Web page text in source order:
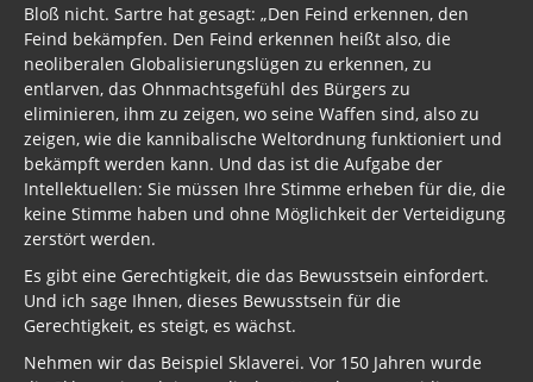
Bloß nicht. Sartre hat gesagt: „Den Feind erkennen, den
Feind bekämpfen. Den Feind erkennen heißt also, die
neoliberalen Globalisierungslügen zu erkennen, zu
entlarven, das Ohnmachtsgefühl des Bürgers zu
eliminieren, ihm zu zeigen, wo seine Waffen sind, also zu
zeigen, wie die kannibalische Weltordnung funktioniert und
bekämpft werden kann. Und das ist die Aufgabe der
Intellektuellen: Sie müssen Ihre Stimme erheben für die, die
keine Stimme haben und ohne Möglichkeit der Verteidigung
zerstört werden.
Es gibt eine Gerechtigkeit, die das Bewusstsein einfordert.
Und ich sage Ihnen, dieses Bewusstsein für die
Gerechtigkeit, es steigt, es wächst.
Nehmen wir das Beispiel Sklaverei. Vor 150 Jahren wurde